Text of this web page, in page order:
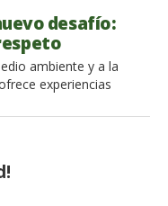
desafío:
ambiente y a la
experiencias
paisajes